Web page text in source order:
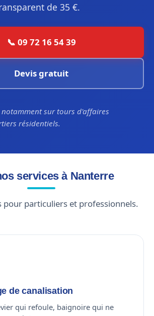
de 35 €.
📞 09 72 16 54 39
Devis gratuit
sur tours d'affaires
résidentiels.
services à Nanterre
pour particuliers et professionnels.
de canalisation
qui refoule, baignoire qui ne